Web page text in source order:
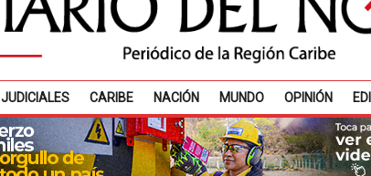
JUDICIALES CARIBE NACIÓN MUNDO OPINIÓN